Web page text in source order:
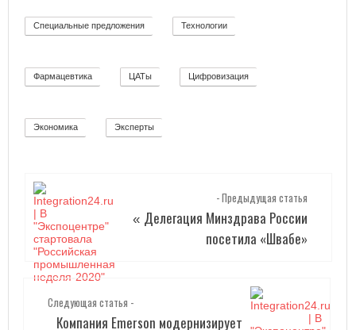
Специальные предложения Технологии
Фармацевтика ЦАТы Цифровизация
Экономика Эксперты
- Предыдущая статья
« Делегация Минздрава России
посетила «Швабе»
Следующая статья -
Компания Emerson модернизирует